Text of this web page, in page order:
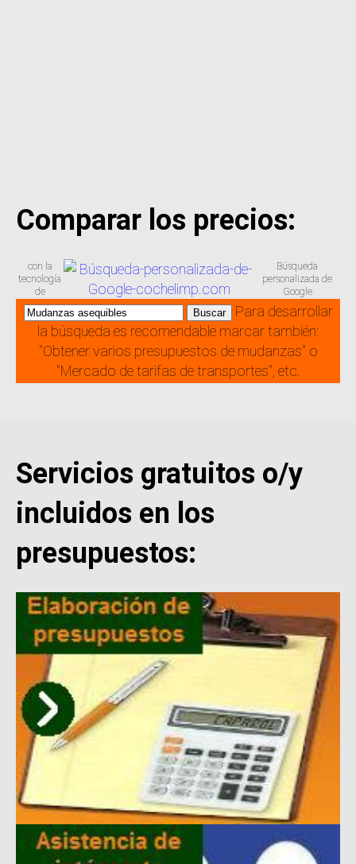
Comparar los precios:
con la
tecnología
de
Búsqueda
personalizada de
Google
Para desarrollar
la búsqueda es recomendable marcar también:
"Obtener varios presupuestos de mudanzas" o
"Mercado de tarifas de transportes", etc.
Servicios gratuitos o/y
incluidos en los
presupuestos: